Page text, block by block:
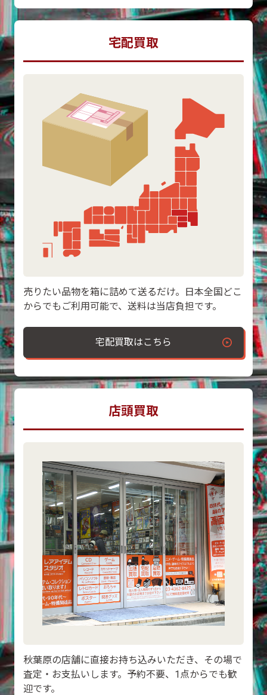
宅配買取
売りたい品物を箱に詰めて送るだけ。日本全国どこ
からでもご利用可能で、送料は当店負担です。
宅配買取はこちら
店頭買取
秋葉原の店舗に直接お持ち込みいただき、その場で
査定・お支払いします。予約不要、1点からでも歓
迎です。